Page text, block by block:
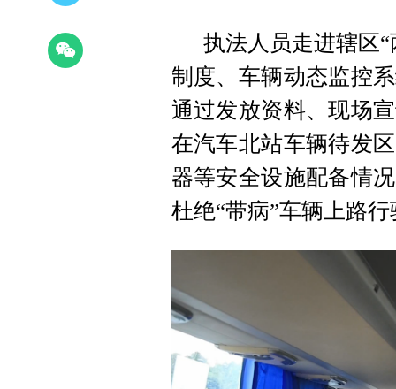
执法人员走进辖区
制度、车辆动态监控
通过发放资料、现场
在汽车北站车辆待发
器等安全设施配备情
杜绝“带病”车辆上路行